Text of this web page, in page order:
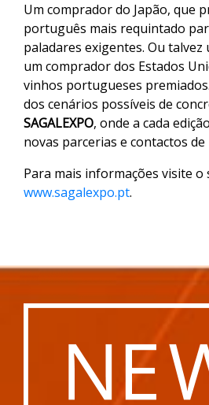
Um comprador do Japão, que
português mais requintado
paladares exigentes. Ou talvez
um comprador dos Estados
vinhos portugueses
dos cenários possíveis de
SAGALEXPO, onde a cada
novas parcerias e contactos de
Para mais informações visite o
www.sagalexpo.pt.